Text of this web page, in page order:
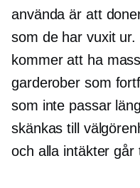
använda är att
som de har vuxit
kommer att ha
garderober som
som inte passar
skänkas till
och alla intäkter går